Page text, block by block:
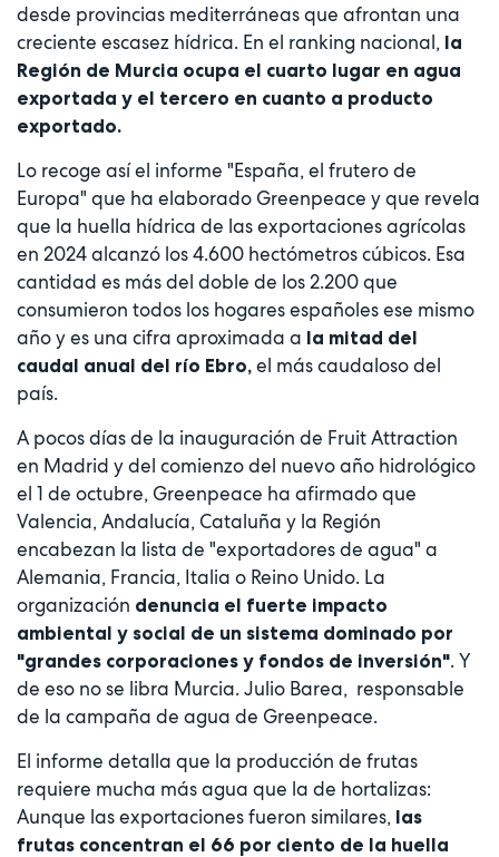
desde provincias mediterráneas que afrontan una
creciente escasez hídrica. En el ranking nacional, la
Región de Murcia ocupa el cuarto lugar en agua
exportada y el tercero en cuanto a producto
exportado.
Lo recoge así el informe "España, el frutero de
Europa" que ha elaborado Greenpeace y que revela
que la huella hídrica de las exportaciones agrícolas
en 2024 alcanzó los 4.600 hectómetros cúbicos. Esa
cantidad es más del doble de los 2.200 que
consumieron todos los hogares españoles ese mismo
año y es una cifra aproximada a la mitad del
caudal anual del río Ebro, el más caudaloso del
país.
A pocos días de la inauguración de Fruit Attraction
en Madrid y del comienzo del nuevo año hidrológico
el 1 de octubre, Greenpeace ha afirmado que
Valencia, Andalucía, Cataluña y la Región
encabezan la lista de "exportadores de agua" a
Alemania, Francia, Italia o Reino Unido. La
organización denuncia el fuerte impacto
ambiental y social de un sistema dominado por
"grandes corporaciones y fondos de inversión". Y
de eso no se libra Murcia. Julio Barea, responsable
de la campaña de agua de Greenpeace.
El informe detalla que la producción de frutas
requiere mucha más agua que la de hortalizas:
Aunque las exportaciones fueron similares, las
frutas concentran el 66 por ciento de la huella